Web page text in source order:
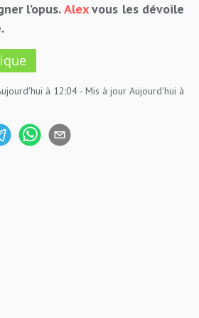
l’opus.Alexvous les dévoile
à 12:04 - Mis à jour Aujourd'hui à